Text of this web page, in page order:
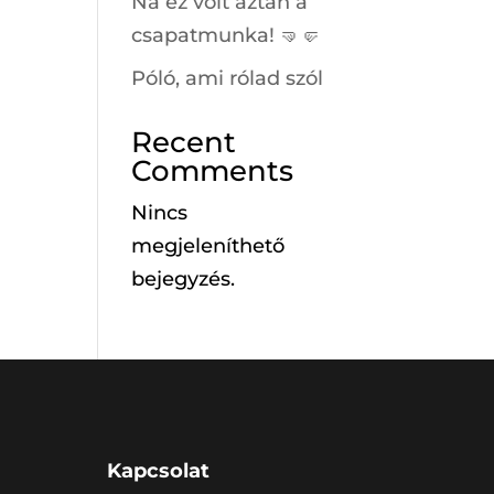
csapatmunka! 🤜🤛
Póló, ami rólad szól
Recent
Comments
Nincs
megjeleníthető
bejegyzés.
Kapcsolat